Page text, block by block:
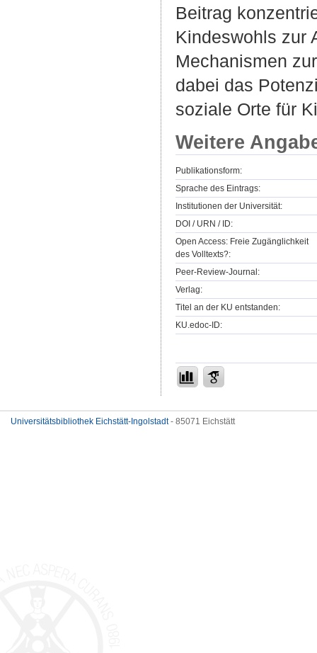
Beitrag
Kindeswohls zur
Mechanismen
dabei das
soziale Orte für
Weitere
Publikationsform:
Sprache des Eintrags:
Institutionen der Universität:
DOI / URN / ID:
Open Access: Freie Zugänglichkeit
des Volltexts?:
Peer-Review-Journal:
Verlag:
Titel an der KU entstanden:
KU.edoc-ID:
Universitätsbibliothek Eichstätt-Ingolstadt- 85071 Eichstätt